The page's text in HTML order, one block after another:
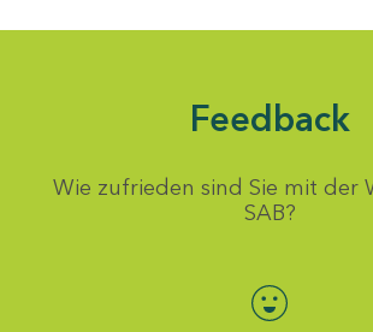
Feedback
Wie zufrieden sind Sie mit der
SAB?
Bewertung